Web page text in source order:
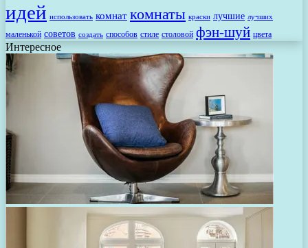
идей использовать комнат комнаты краски лучшие лучших
маленькой советов создать способов стиле столовой фэн-шуй цвета
Интересное